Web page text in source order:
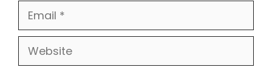
Email
Website